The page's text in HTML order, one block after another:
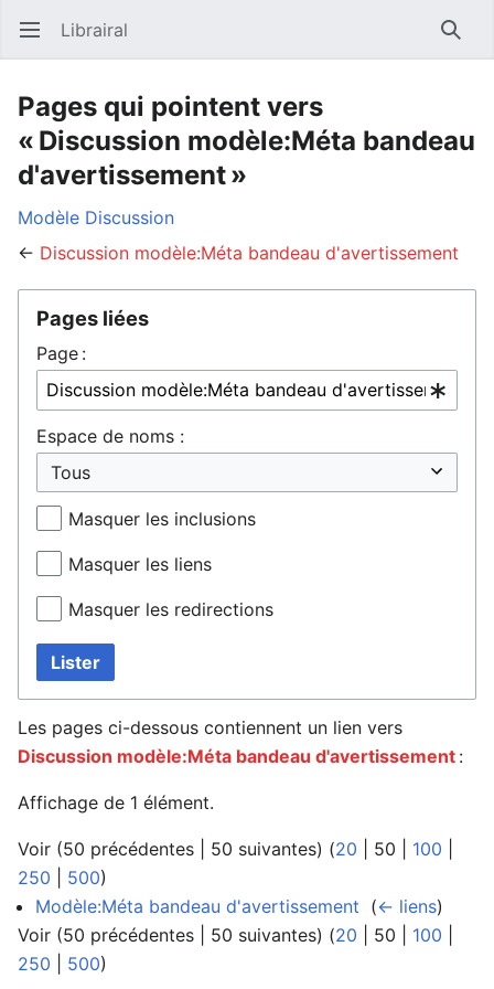
Ouvrir le menu principal Librairal
Pages qui pointent vers
« Discussion modèle:Méta bandeau
d'avertissement »
Modèle Discussion
← Discussion modèle:Méta bandeau d'avertissement
Pages liées
Page :
Espace de noms :
Masquer les inclusions
Masquer les liens
Masquer les redirections
Lister
Les pages ci-dessous contiennent un lien vers
Discussion modèle:Méta bandeau d'avertissement :
Affichage de 1 élément.
Voir (50 précédentes 50 suivantes) (20 50 100
250
500)
Modèle:Méta bandeau d'avertissement (← liens)
Voir (50 précédentes 50 suivantes) (20 50 100
250
500)